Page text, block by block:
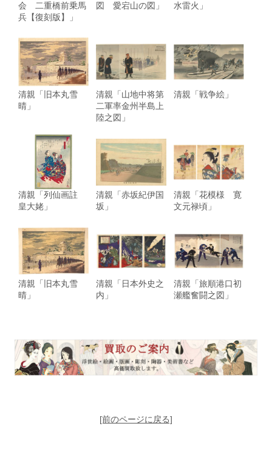
会 二重橋前乗馬
兵【復刻版】」
図 愛宕山の図」
水雷火」
清親「旧本丸雪
晴」
清親「山地中将第
二軍率金州半島上
陸之図」
清親「戦争絵」
清親「列仙画註
皇大姥」
清親「赤坂紀伊国
坂」
清親「花模様 寛
文元禄頃」
清親「旧本丸雪
晴」
清親「日本外史之
内」
清親「旅順港口初
瀬艦奮闘之図」
[前のページに戻る]